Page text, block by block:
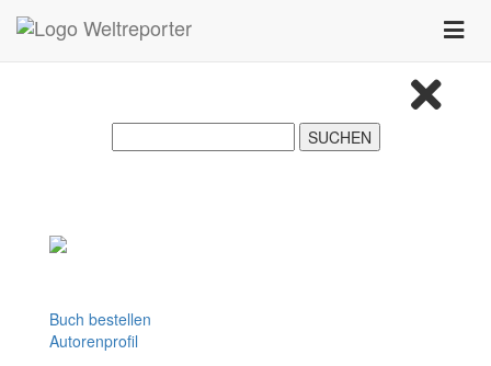
Zum Inhalt springen
Toggle
Buch bestellen
Autorenprofil